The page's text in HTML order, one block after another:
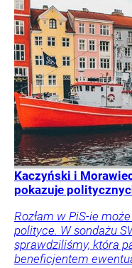
Kaczyński i
pokazuje
Rozłam w PiS-ie
polityce. W sondażu
sprawdziliśmy, która
beneficjentem